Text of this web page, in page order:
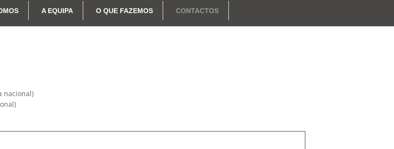
A EQUIPA O QUE FAZEMOS CONTACTOS
nacional)